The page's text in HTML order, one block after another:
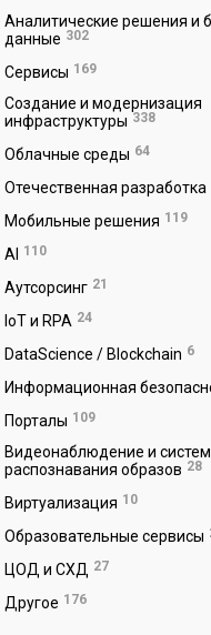
Аналитические решения и
данные 302
Сервисы 169
Создание и модернизация
инфраструктуры 338
Облачные среды 64
Отечественная разработка
Мобильные решения 119
AI 110
Аутсорсинг 21
IoT и RPA 24
DataScience / Blockchain 6
Информационная
Порталы 109
Видеонаблюдение и
распознавания образов 28
Виртуализация 10
Образовательные сервисы
ЦОД и СХД 27
Другое 176